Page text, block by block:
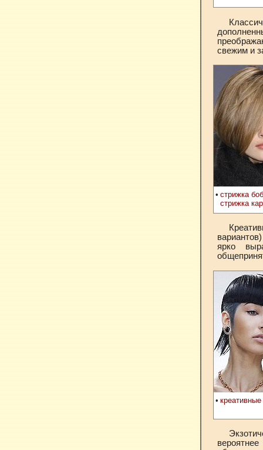
свежим и
• стрижка боб
стрижка
ярко
•